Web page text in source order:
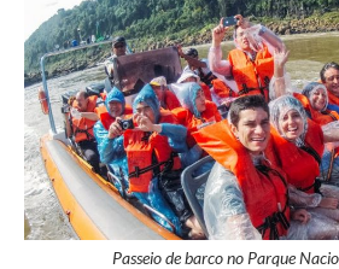
Passeio de barco no Parque